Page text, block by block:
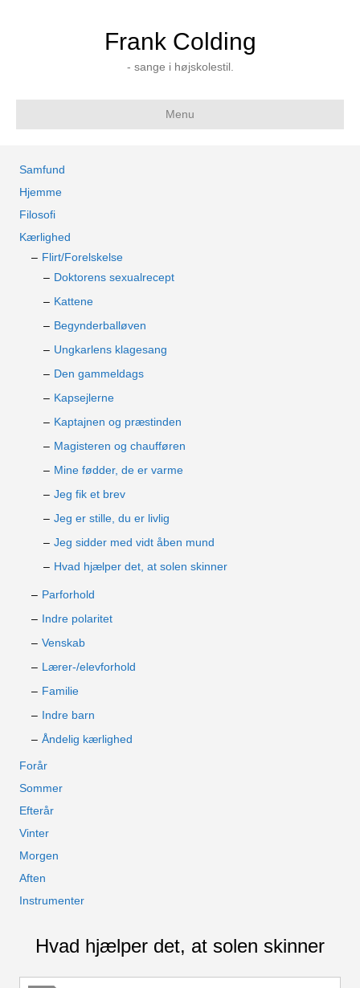
Frank Colding
- sange i højskolestil.
Menu
Samfund
Hjemme
Filosofi
Kærlighed
Flirt/Forelskelse
Doktorens sexualrecept
Kattene
Begynderballøven
Ungkarlens klagesang
Den gammeldags
Kapsejlerne
Kaptajnen og præstinden
Magisteren og chaufføren
Mine fødder, de er varme
Jeg fik et brev
Jeg er stille, du er livlig
Jeg sidder med vidt åben mund
Hvad hjælper det, at solen skinner
Parforhold
Indre polaritet
Venskab
Lærer-/elevforhold
Familie
Indre barn
Åndelig kærlighed
Forår
Sommer
Efterår
Vinter
Morgen
Aften
Instrumenter
Hvad hjælper det, at solen skinner